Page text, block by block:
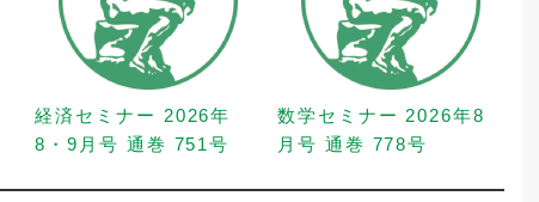
経済セミナー 2026年
8・9月号 通巻 751号
数学セミナー 2026年8
月号 通巻 778号